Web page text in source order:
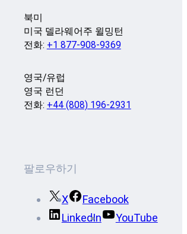
북미
미국 델라웨어주 윌밍턴
전화: +1 877-908-9369
영국/유럽
영국 런던
전화: +44 (808) 196-2931
팔로우하기
X
Facebook
LinkedIn
YouTube